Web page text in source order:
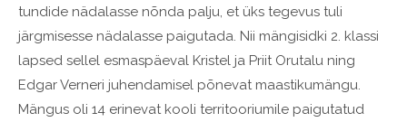
tundide nädalasse nõnda palju, et üks tegevus tuli
järgmisesse nädalasse paigutada. Nii mängisidki 2. klassi
lapsed sellel esmaspäeval Kristel ja Priit Orutalu ning
Edgar Verneri juhendamisel põnevat maastikumängu.
Mängus oli 14 erinevat kooli territooriumile paigutatud